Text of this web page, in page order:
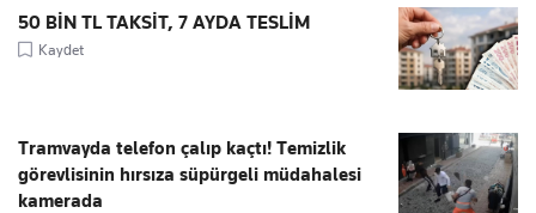
50 BİN TL TAKSİT, 7 AYDA TESLİM
Kaydet
Tramvayda telefon çalıp kaçtı! Temizlik
görevlisinin hırsıza süpürgeli müdahalesi
kamerada